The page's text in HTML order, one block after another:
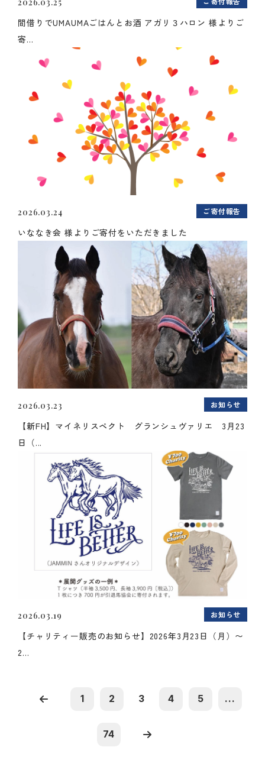
間借りでUMAUMAごはんとお酒 アガリ３ハロン 様よりご
寄...
2026.03.24 ご寄付報告
いななき会 様よりご寄付をいただきました
2026.03.23 お知らせ
【新FH】マイネリスペクト グランシュヴァリエ 3月23
日（...
2026.03.19 お知らせ
【チャリティー販売のお知らせ】2026年3月23日（月）〜
2...
1 2 3 4 5 ...
74